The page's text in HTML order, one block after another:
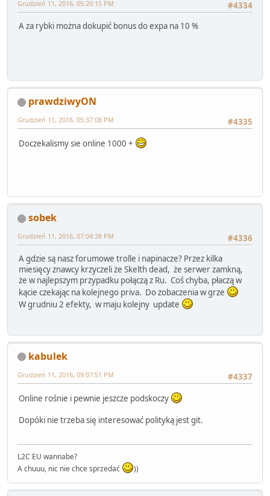
#4334
Grudzień 11, 2016, 05:20:15 PM
A za rybki można dokupić bonus do expa na 10 %
prawdziwyON
#4335
Grudzień 11, 2016, 05:37:08 PM
Doczekalismy sie online 1000 +
sobek
#4336
Grudzień 11, 2016, 07:04:38 PM
A gdzie są nasz forumowe trolle i napinacze? Przez kilka
miesięcy znawcy krzyczeli że Skelth dead, że serwer zamkną,
że w najlepszym przypadku połączą z Ru. Coś chyba, płaczą w
kącie czekając na kolejnego priva. Do zobaczenia w grze
W grudniu 2 efekty, w maju kolejny update
kabulek
#4337
Grudzień 11, 2016, 09:07:51 PM
Online rośnie i pewnie jeszcze podskoczy
Dopóki nie trzeba się interesować polityką jest git.
L2C EU wannabe?
A chuuu, nic nie chce sprzedać
))